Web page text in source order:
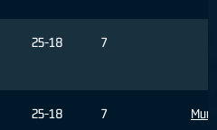
25-18 7
25-18 7
Murri